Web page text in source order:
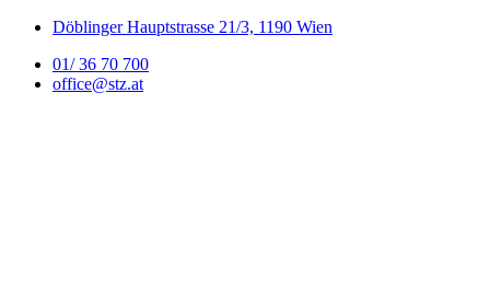
Döblinger Hauptstrasse 21/3, 1190 Wien
01/ 36 70 700
office@stz.at